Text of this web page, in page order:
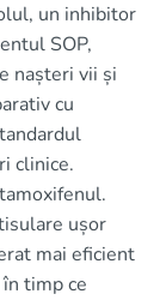
un inhibitor
SOP,
nașteri vii și
cu
clinice.
ușor
mai eficient
timp ce